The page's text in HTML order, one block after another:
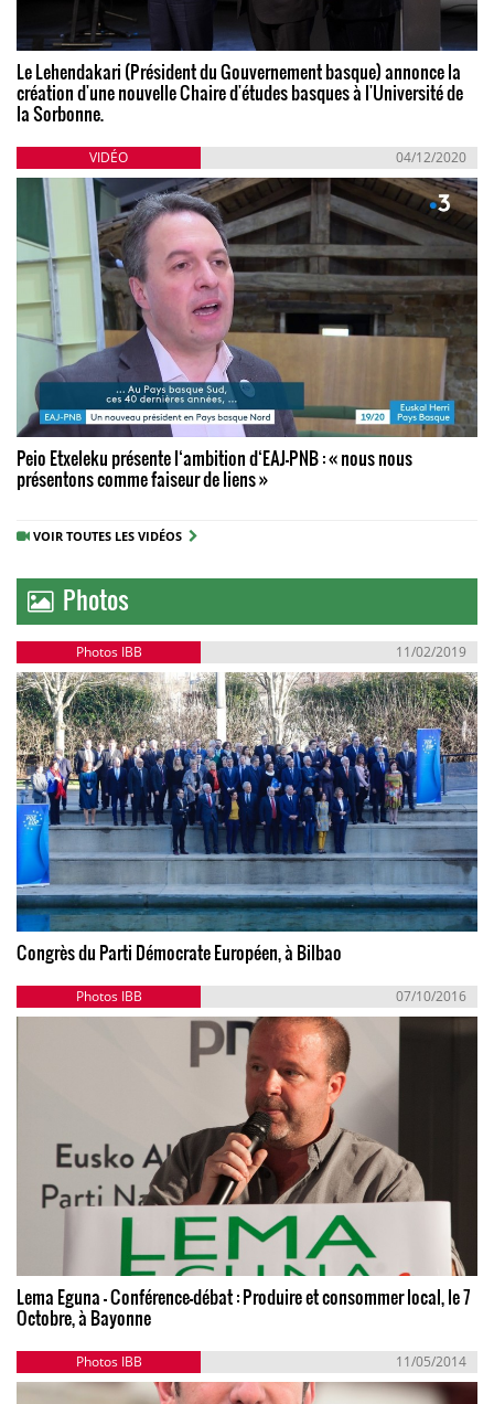
Le Lehendakari (Président du Gouvernement basque) annonce la
création d'une nouvelle Chaire d'études basques à l'Université de
la Sorbonne.
VIDÉO 04/12/2020
Peio Etxeleku présente l‘ambition d‘EAJ-PNB : « nous nous
présentons comme faiseur de liens »
VOIR TOUTES LES VIDÉOS
Photos
Photos IBB 11/02/2019
Congrès du Parti Démocrate Européen, à Bilbao
Photos IBB 07/10/2016
Lema Eguna - Conférence-débat : Produire et consommer local, le 7
Octobre, à Bayonne
Photos IBB 11/05/2014